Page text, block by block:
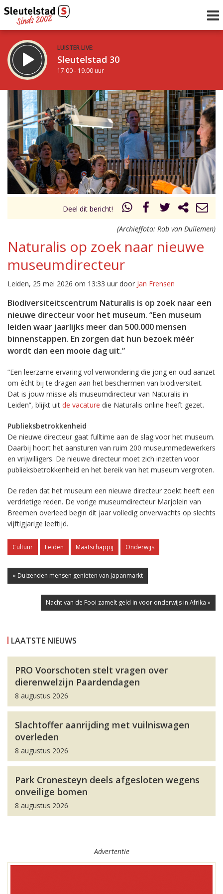
LUISTER LIVE:
Sleutelstad 30
17.00 - 19.00 uur
STRAKS:
De avond van Sleutelstad
19.00 - 0.00 uur
Vorig uur
uur 1 van 0 Volgend uur
Inklappen
Deel dit bericht!
(Archieffoto: Rob van Dullemen)
Naturalis op zoek naar nieuwe
museumdirecteur
Leiden, 25 mei 2026 om 13:33 uur door Jan Frensen
Biodiversiteitscentrum Naturalis is op zoek naar een
nieuwe directeur voor het museum. “Een museum
leiden waar jaarlijks meer dan 500.000 mensen
binnenstappen. En zorgen dat hun bezoek méér
wordt dan een mooie dag uit.”
“Een leerzame ervaring vol verwondering die jong en oud aanzet
om écht bij te dragen aan het beschermen van biodiversiteit.
Dat is jouw missie als museumdirecteur van Naturalis in
Leiden”, blijkt uit de vacature die Naturalis online heeft gezet.
Publieksbetrokkenheid
De nieuwe directeur gaat fulltime aan de slag voor het museum.
Daarbij hoort het aansturen van ruim 200 museummedewerkers
en vrijwilligers. De nieuwe directeur moet zich inzetten voor
publieksbetrokkenheid en het bereik van het museum vergroten.
De reden dat het museum een nieuwe directeur zoekt heeft een
verdrietige reden. De vorige museumdirecteur Marjolein van
Breemen overleed begin dit jaar volledig onverwachts op slechts
vijftigjarige leeftijd.
Cultuur Leiden Maatschappij Onderwijs
« Duizenden mensen genieten van Japanmarkt
Nacht van de Fooi zamelt geld in voor onderwijs in Afrika »
LAATSTE NIEUWS
PRO Voorschoten stelt vragen over
dierenwelzijn Paardendagen
8 augustus 2026
Slachtoffer aanrijding met vuilniswagen
overleden
8 augustus 2026
Park Cronesteyn deels afgesloten wegens
onveilige bomen
8 augustus 2026
Advertentie